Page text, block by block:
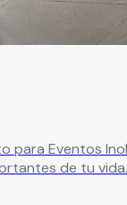
fácil acceso en Guadalupe, Zac., Salón
de tu